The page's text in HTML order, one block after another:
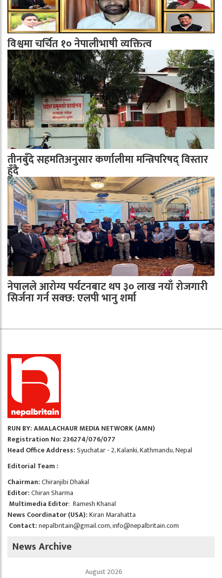
विश्वमा चर्चित १० नेपालीभाषी व्यक्तित्व
तीनबुँदे सहमतिअनुसार कर्णालीमा मन्त्रिपरिषद् विस्तार
हुँदै
नेपालले आरोग्य पर्यटनबाट थप ३० लाख नयाँ रोजगारी
सिर्जना गर्न सक्छ: एलपी भानु शर्मा
RUN BY: AMALACHAUR MEDIA NETWORK (AMN)
Registration No: 236274/076/077
Head Office Address:Syuchatar - 2, Kalanki, Kathmandu, Nepal
Editorial Team :
Chairman:Chiranjibi Dhakal
Editor:Chiran Sharma
Multimedia Editor: Ramesh Khanal
News Coordinator (USA):Kiran Marahatta
Contact:nepalbritain@gmail.com,info@nepalbritain.com
News Archive
August 2026